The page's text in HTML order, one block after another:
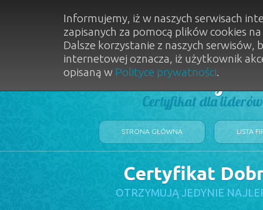
Dobry
Certyfikat dla
STRONA GŁÓWNA LISTA
Certyfikat
OTRZYMUJĄ JEDYNIE
Informujemy, iż w naszych serwisach
zapisanych za pomocą plików cookies
Dalsze korzystanie z naszych
internetowej oznacza, iż użytkownik
opisaną w Polityce prywatności.